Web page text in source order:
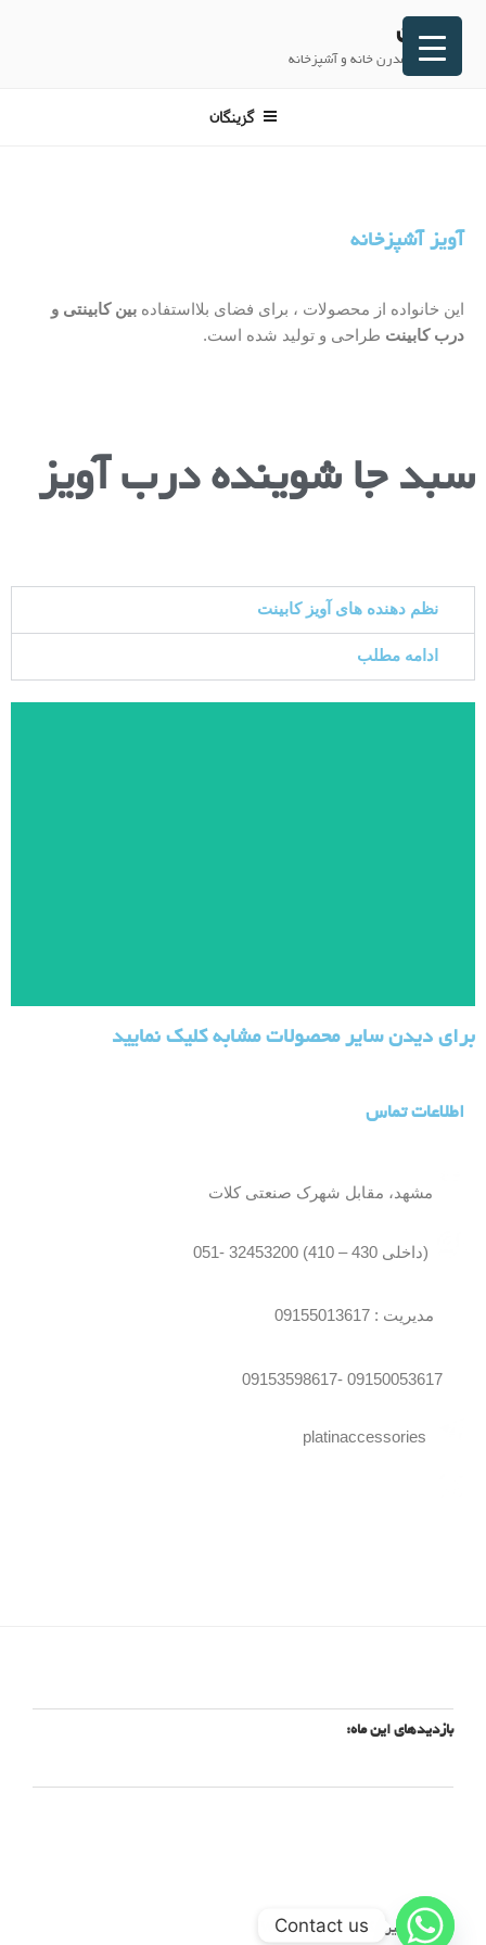
پلاتین
تجهیزات مدرن خانه و آشپزخانه
گزینگان
آویز آشپزخانه
این خانواده از محصولات ، برای فضای بلااستفاده بین کابینتی و
درب کابینت طراحی و تولید شده است.
سبد جا شوینده درب آویز
نظم دهنده های آویز کابینت
ادامه مطلب
برای دیدن سایر محصولات مشابه کلیک نمایید
اطلاعات تماس
مشهد، مقابل شهرک صنعتی کلات
(داخلی 430 – 410) 32453200 -051
مدیریت : 09155013617
بازدیدهای این ماه:
با افتخار، نیرو گرفته از WordPressContact us